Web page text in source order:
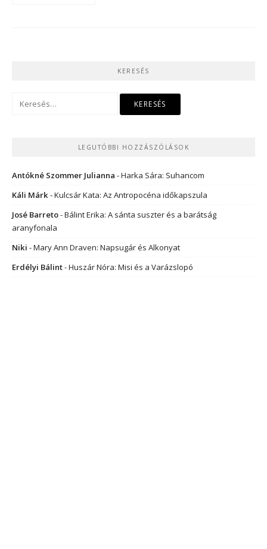
KERESÉS
LEGUTÓBBI HOZZÁSZÓLÁSOK
Antókné Szommer Julianna -Harka Sára: Suhancom
Káli Márk-Kulcsár Kata: Az Antropocéna időkapszula
José Barreto-Bálint Erika: A sánta suszter és a barátság
aranyfonala
Niki -Mary Ann Draven: Napsugár és Alkonyat
Erdélyi Bálint-Huszár Nóra: Misi és a Varázslopó